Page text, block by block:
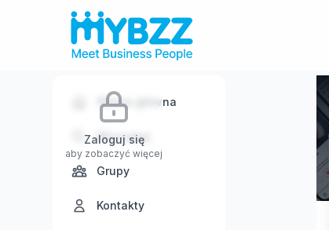
Zaloguj się
aby zobaczyć więcej
Strona główna
Wyszukaj
Grupy
Kontakty